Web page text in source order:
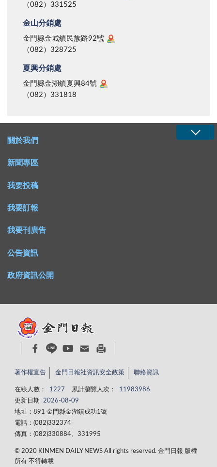
（082）331525
金山分銷處
金門縣金城鎮民族路92號
（082）328725
夏興分銷處
金門縣金湖鎮夏興84號
（082）331818
關於我們
新聞專區
我要投稿
我要訂報
我要刊廣告
公告資訊
政府資訊公開
著作權宣告 金門日報社資訊安全政策 聯絡資訊
在線人數： 1227 累計瀏覽人次：
11983986
更新日期
2026-08-09
地址：891 金門縣金湖鎮成功1號
電話：(082)332374
傳真：(082)330884、331995
© 2020 KINMEN DAILY NEWS All rights reserved. 金門日報 版權
所有 不得轉載